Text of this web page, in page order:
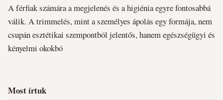
A férfiak számára a megjelenés és a higiénia egyre fontosabbá
válik. A trimmelés, mint a személyes ápolás egy formája, nem
csupán esztétikai szempontból jelentős, hanem egészségügyi és
kényelmi okokbó
Most írtuk